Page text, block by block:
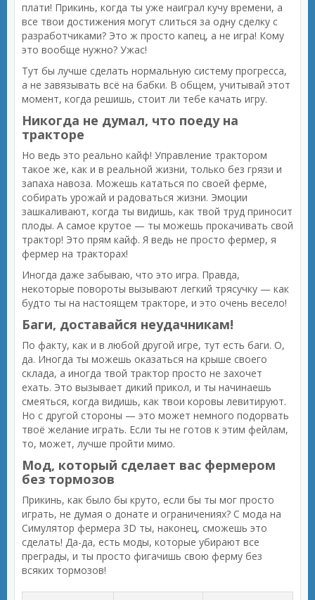
плати! Прикинь, когда ты уже наиграл кучу времени, а
все твои достижения могут слиться за одну сделку с
разработчиками? Это ж просто капец, а не игра! Кому
это вообще нужно? Ужас!
Тут бы лучше сделать нормальную систему прогресса,
а не завязывать всё на бабки. В общем, учитывай этот
момент, когда решишь, стоит ли тебе качать игру.
Никогда не думал, что поеду на
тракторе
Но ведь это реально кайф! Управление трактором
такое же, как и в реальной жизни, только без грязи и
запаха навоза. Можешь кататься по своей ферме,
собирать урожай и радоваться жизни. Эмоции
зашкаливают, когда ты видишь, как твой труд приносит
плоды. А самое крутое — ты можешь прокачивать свой
трактор! Это прям кайф. Я ведь не просто фермер, я
фермер на тракторах!
Иногда даже забываю, что это игра. Правда,
некоторые повороты вызывают легкий трясучку — как
будто ты на настоящем тракторе, и это очень весело!
Баги, доставайся неудачникам!
По факту, как и в любой другой игре, тут есть баги. О,
да. Иногда ты можешь оказаться на крыше своего
склада, а иногда твой трактор просто не захочет
ехать. Это вызывает дикий прикол, и ты начинаешь
смеяться, когда видишь, как твои коровы левитируют.
Но с другой стороны — это может немного подорвать
твоё желание играть. Если ты не готов к этим фейлам,
то, может, лучше пройти мимо.
Мод, который сделает вас фермером
без тормозов
Прикинь, как было бы круто, если бы ты мог просто
играть, не думая о донате и ограничениях? С мода на
Симулятор фермера 3D ты, наконец, сможешь это
сделать! Да-да, есть моды, которые убирают все
преграды, и ты просто фигачишь свою ферму без
всяких тормозов!